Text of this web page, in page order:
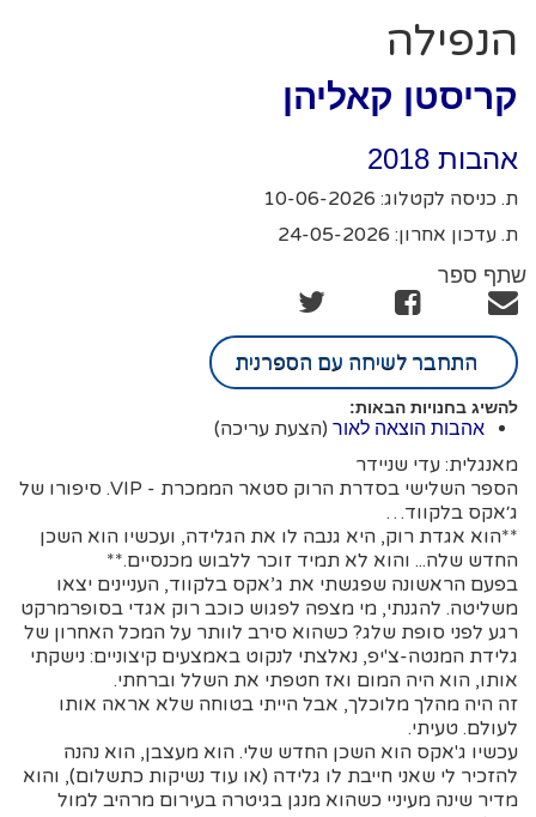
הנפילה
קריסטן קאליהן
אהבות 2018
ת. כניסה לקטלוג: 10-06-2026
ת. עדכון אחרון: 24-05-2026
שתף ספר
התחבר לשיחה עם הספרנית
להשיג בחנויות הבאות:
אהבות הוצאה לאור (הצעת עריכה)
מאנגלית: עדי שניידר
הספר השלישי בסדרת הרוק סטאר הממכרת - VIP. סיפורו של
ג׳אקס בלקווד…
**הוא אגדת רוק, היא גנבה לו את הגלידה, ועכשיו הוא השכן
החדש שלה... והוא לא תמיד זוכר ללבוש מכנסיים.**
בפעם הראשונה שפגשתי את ג’אקס בלקווד, העניינים יצאו
משליטה. להגנתי, מי מצפה לפגוש כוכב רוק אגדי בסופרמרקט
רגע לפני סופת שלג? כשהוא סירב לוותר על המכל האחרון של
גלידת המנטה-צ'יפ, נאלצתי לנקוט באמצעים קיצוניים: נישקתי
אותו, הוא היה המום ואז חטפתי את השלל וברחתי.
זה היה מהלך מלוכלך, אבל הייתי בטוחה שלא אראה אותו
לעולם. טעיתי.
עכשיו ג'אקס הוא השכן החדש שלי. הוא מעצבן, הוא נהנה
להזכיר לי שאני חייבת לו גלידה (או עוד נשיקות כתשלום), והוא
מדיר שינה מעיניי כשהוא מנגן בגיטרה בעירום מרהיב למול